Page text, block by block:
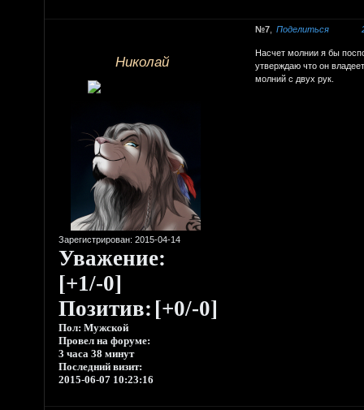
Поделиться
7
Николай
Зарегистрирован: 2015-04-14
Уважение:
[+1/-0]
Позитив: [+0/-0]
Пол: Мужской
Провел на форуме:
3 часа 38 минут
Последний визит:
2015-06-07 10:23:16
Насчет молнии я бы
утверждаю что он
молний с двух рук.